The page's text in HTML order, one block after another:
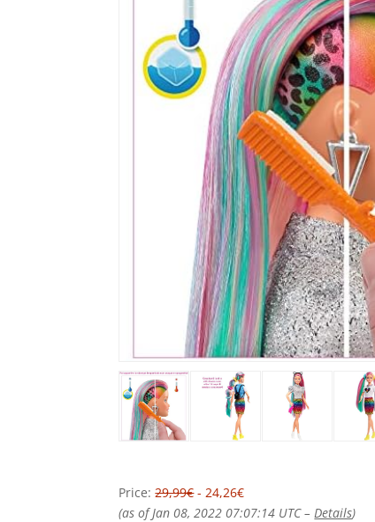
Price:29,99€- 24,26€
(as of Jan 08, 2022 07:07:14 UTC – Details)